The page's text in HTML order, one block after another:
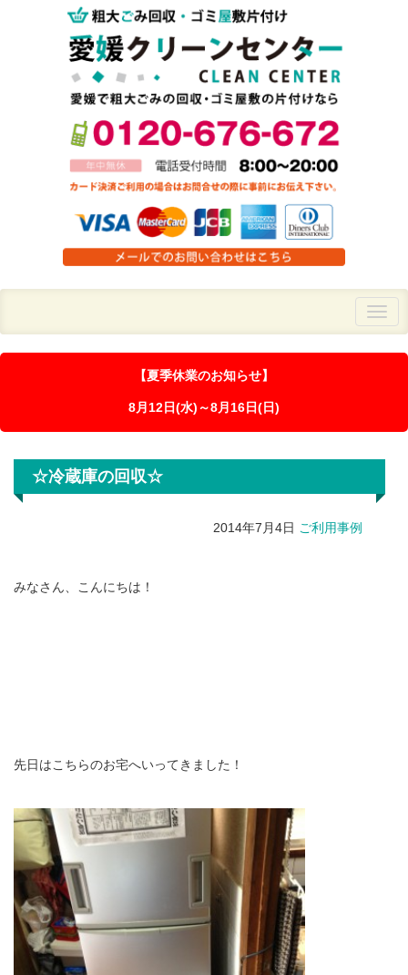
【夏季休業のお知らせ】
8月12日(水)～8月16日(日)
☆冷蔵庫の回収☆
2014年7月4日 ご利用事例
みなさん、こんにちは！
先日はこちらのお宅へいってきました！